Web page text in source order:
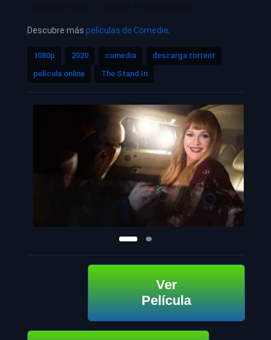
Descubre más películas de Comedia
1080p 2020 comedia
descarga torrent
película online
The Stand In
Ver
Película